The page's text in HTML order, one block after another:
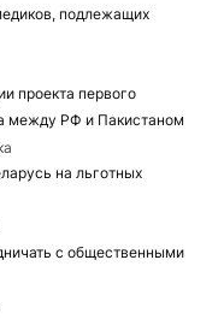
подлежащих
проекта первого
между РФ и Пакистаном
на льготных
с общественными